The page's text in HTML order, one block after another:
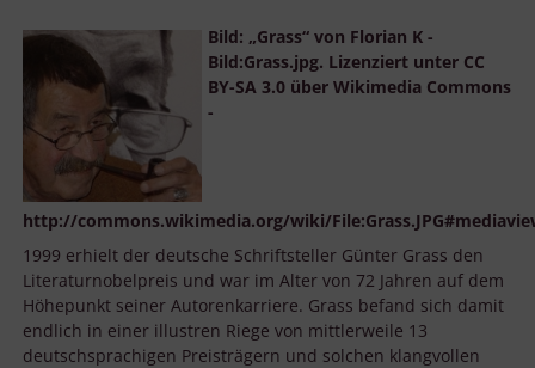
Bild: „Grass“ von Florian K -
Bild:Grass.jpg. Lizenziert unter CC
BY-SA 3.0 über Wikimedia Commons
-
http://commons.wikimedia.org/wiki/
1999 erhielt der deutsche Schriftsteller Günter Grass den
Literaturnobelpreis und war im Alter von 72 Jahren auf dem
Höhepunkt seiner Autorenkarriere. Grass befand sich damit
endlich in einer illustren Riege von mittlerweile 13
deutschsprachigen Preisträgern und solchen klangvollen